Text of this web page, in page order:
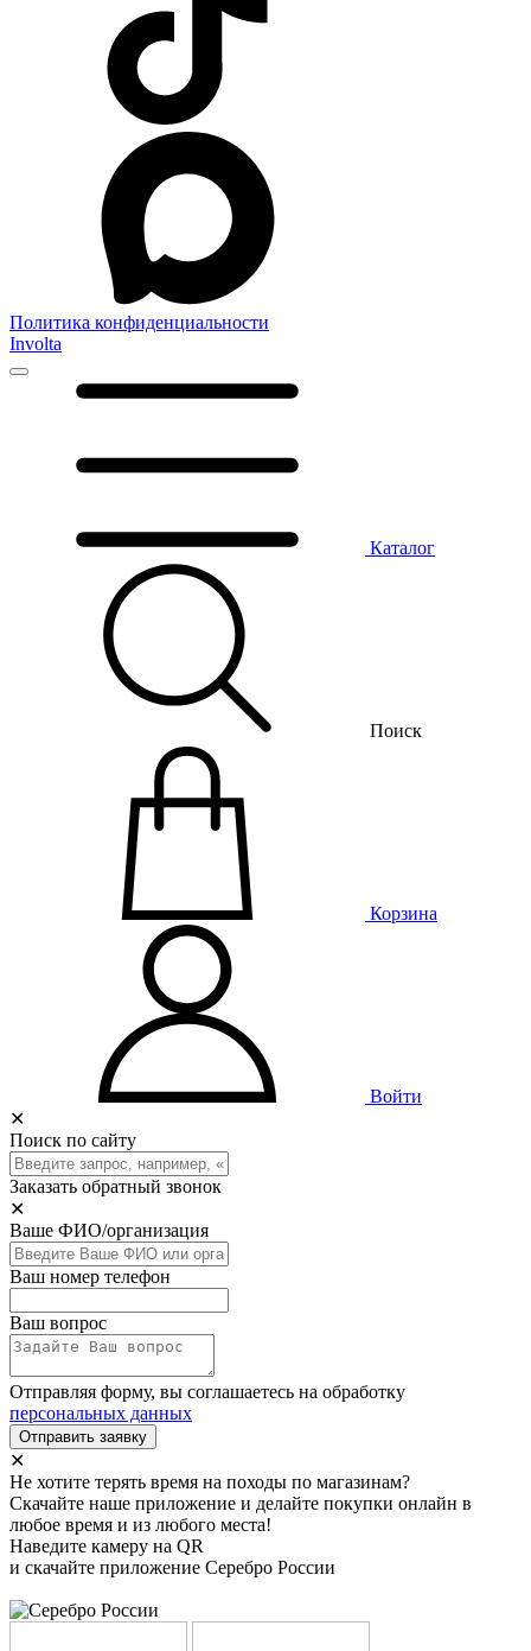
Политика конфиденциальности
Involta
Каталог
Поиск
Корзина
Войти
✕
Поиск по сайту
Заказать обратный звонок
✕
Ваше ФИО/организация
Ваш номер телефон
Ваш вопрос
Отправляя форму, вы соглашаетесь на обработку
персональных данных
Отправить заявку
✕
Не хотите терять время на походы по магазинам?
Скачайте наше приложение и делайте покупки онлайн в
любое время и из любого места!
Наведите камеру на QR
и скачайте приложение Серебро России